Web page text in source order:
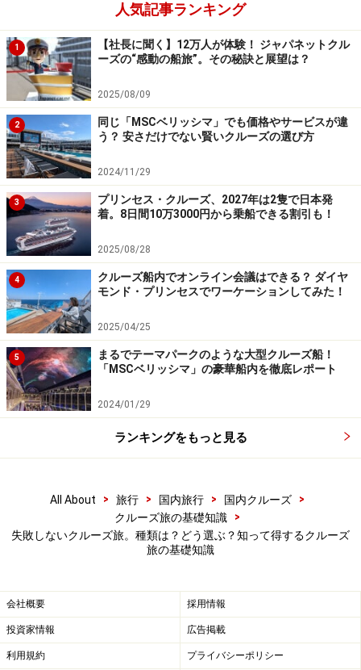
1/ 4 次のページへ
人気記事ランキング
1
【社長に聞く】12万人が体験！ ジャパネットクル
ーズの“感動の船旅”。その秘訣と展望は？
2025/08/09
2
同じ「MSCベリッシマ」でも価格やサービスが違
う？ 安さだけでない賢いクルーズの選び方
2024/11/29
3
プリンセス・クルーズ、2027年は2隻で日本発
着。8日間10万3000円から乗船できる割引も！
2025/08/28
4
クルーズ船内でオンライン会議はできる？ ダイヤ
モンド・プリンセスでワーケーションしてみた！
2025/04/25
5
まるでテーマパークのような大型クルーズ船！
「MSCベリッシマ」の豪華船内を徹底レポート
2024/01/29
ランキングをもっと見る
All About > 旅行 > 国内旅行 > 国内クルーズ
>
クルーズ旅の基礎知識
>
失敗しないクルーズ旅。種類は？どう選ぶ？知って得するクルーズ
旅の基礎知識
会社概要 採用情報
投資家情報 広告掲載
利用規約 プライバシーポリシー